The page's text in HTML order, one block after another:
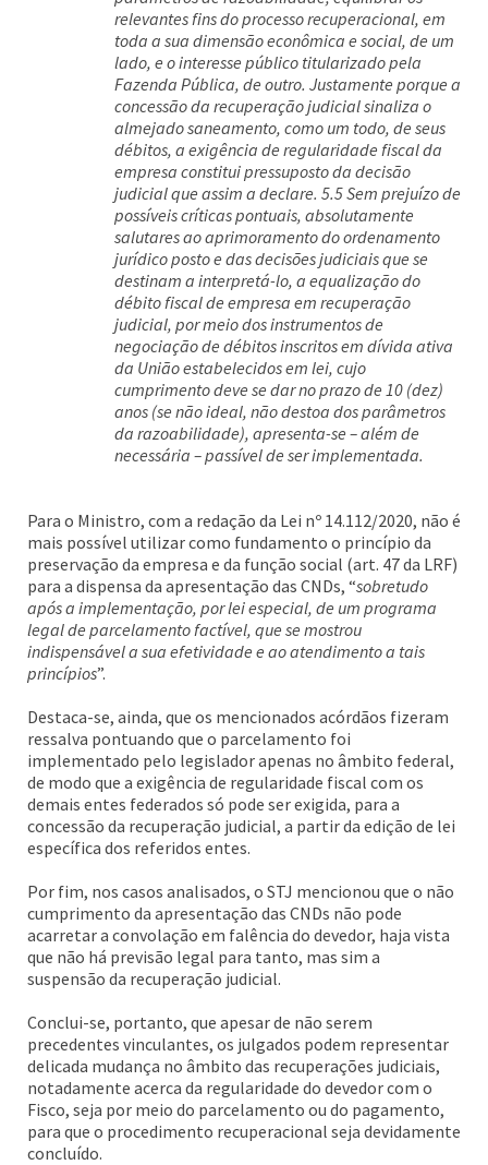
relevantes fins do processo recuperacional, em
toda a sua dimensão econômica e social, de um
lado, e o interesse público titularizado pela
Fazenda Pública, de outro. Justamente porque a
concessão da recuperação judicial sinaliza o
almejado saneamento, como um todo, de seus
débitos, a exigência de regularidade fiscal da
empresa constitui pressuposto da decisão
judicial que assim a declare. 5.5 Sem prejuízo de
possíveis críticas pontuais, absolutamente
salutares ao aprimoramento do ordenamento
jurídico posto e das decisões judiciais que se
destinam a interpretá-lo, a equalização do
débito fiscal de empresa em recuperação
judicial, por meio dos instrumentos de
negociação de débitos inscritos em dívida ativa
da União estabelecidos em lei, cujo
cumprimento deve se dar no prazo de 10 (dez)
anos (se não ideal, não destoa dos parâmetros
da razoabilidade), apresenta-se – além de
necessária – passível de ser implementada.
Para o Ministro, com a redação da Lei nº 14.112/2020, não é
mais possível utilizar como fundamento o princípio da
preservação da empresa e da função social (art. 47 da LRF)
para a dispensa da apresentação das CNDs, “sobretudo
após a implementação, por lei especial, de um programa
legal de parcelamento factível, que se mostrou
indispensável a sua efetividade e ao atendimento a tais
princípios”.
Destaca-se, ainda, que os mencionados acórdãos fizeram
ressalva pontuando que o parcelamento foi
implementado pelo legislador apenas no âmbito federal,
de modo que a exigência de regularidade fiscal com os
demais entes federados só pode ser exigida, para a
concessão da recuperação judicial, a partir da edição de lei
específica dos referidos entes.
Por fim, nos casos analisados, o STJ mencionou que o não
cumprimento da apresentação das CNDs não pode
acarretar a convolação em falência do devedor, haja vista
que não há previsão legal para tanto, mas sim a
suspensão da recuperação judicial.
Conclui-se, portanto, que apesar de não serem
precedentes vinculantes, os julgados podem representar
delicada mudança no âmbito das recuperações judiciais,
notadamente acerca da regularidade do devedor com o
Fisco, seja por meio do parcelamento ou do pagamento,
para que o procedimento recuperacional seja devidamente
concluído.